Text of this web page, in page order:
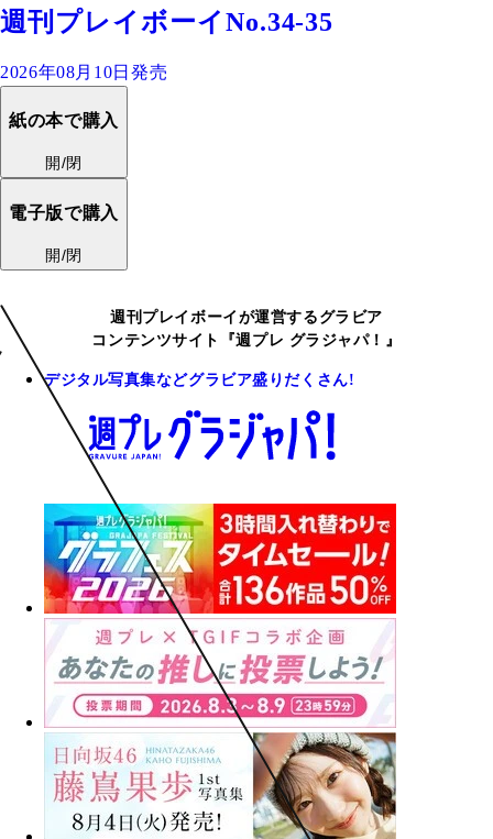
週刊プレイボーイNo.34-35
2026年08月10日発売
紙の本で購入
開/閉
電子版で購入
開/閉
週刊プレイボーイが運営するグラビア
コンテンツサイト『週プレ グラジャパ！』
デジタル写真集などグラビア盛りだくさん!